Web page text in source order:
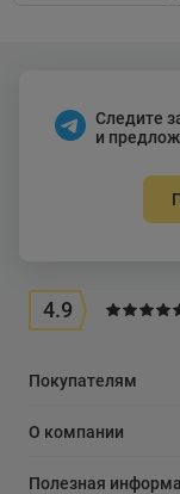
Следите
и
4.9
Покупателям
О компании
Полезная